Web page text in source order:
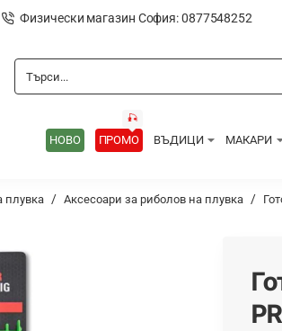
Физически магазин София: 0877548252
Търси...
НОВО ПРОМО
🎣
ВЪДИЦИ МАКАРИ
плувка Аксесоари за риболов на плувка